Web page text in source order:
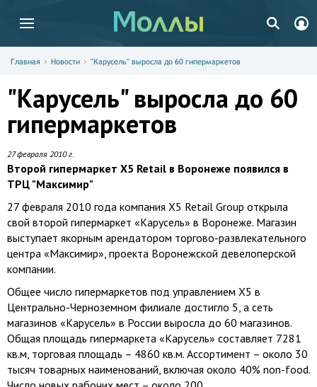
Главная Новости "Карусель" выросла до 60 гипермаркетов
"Карусель" выросла до 60
гипермаркетов
27 февраля 2010 г.
Второй гипермаркет X5 Retail в Воронеже появился в
ТРЦ "Максимир"
27 февраля 2010 года компания X5 Retail Group открыла
свой второй гипермаркет «Карусель» в Воронеже. Магазин
выступает якорным арендатором торгово-развлекательного
центра «Максимир», проекта Воронежской девелоперской
компании.
Общее число гипермаркетов под управлением X5 в
Центрально-Черноземном филиале достигло 5, а сеть
магазинов «Карусель» в России выросла до 60 магазинов.
Общая площадь гипермаркета «Карусель» составляет 7281
кв.м, торговая площадь – 4860 кв.м. Ассортимент – около 30
тысяч товарных наименований, включая около 40% non-food.